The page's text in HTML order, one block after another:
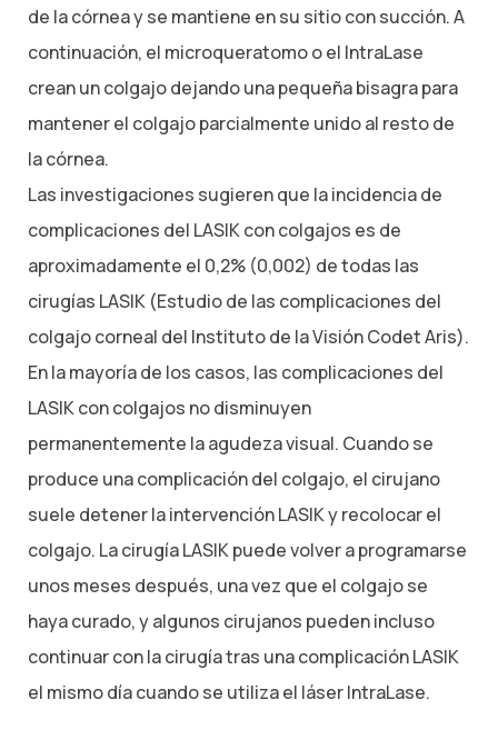
de la córnea y se mantiene en su sitio con succión. A
continuación, el microqueratomo o el IntraLase
crean un colgajo dejando una pequeña bisagra para
mantener el colgajo parcialmente unido al resto de
la córnea.
Las investigaciones sugieren que la incidencia de
complicaciones del LASIK con colgajos es de
aproximadamente el 0,2% (0,002) de todas las
cirugías LASIK (Estudio de las complicaciones del
colgajo corneal del Instituto de la Visión Codet Aris).
En la mayoría de los casos, las complicaciones del
LASIK con colgajos no disminuyen
permanentemente la agudeza visual. Cuando se
produce una complicación del colgajo, el cirujano
suele detener la intervención LASIK y recolocar el
colgajo. La cirugía LASIK puede volver a programarse
unos meses después, una vez que el colgajo se
haya curado, y algunos cirujanos pueden incluso
continuar con la cirugía tras una complicación LASIK
el mismo día cuando se utiliza el láser IntraLase.